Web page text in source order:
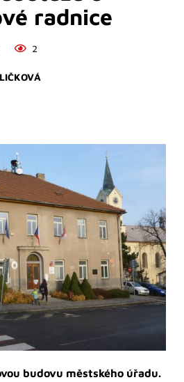
radnice
2
budovu městského úřadu.